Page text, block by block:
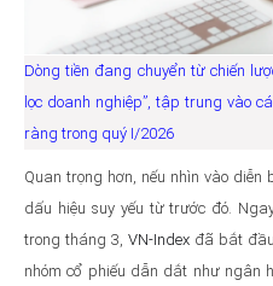
Dòng tiền đang chuyển từ chiến
lọc doanh nghiệp”, tập trung vào
ràng trong quý I/2026
Quan trọng hơn, nếu nhìn vào
dấu hiệu suy yếu từ trước đó.
trong tháng 3, VN-Indexđã bắt đầu
nhóm cổ phiếu dẫn dắt như ngân